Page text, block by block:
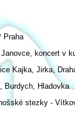
koncert v
Jirka,
Burdych, Hladovka
stezky -